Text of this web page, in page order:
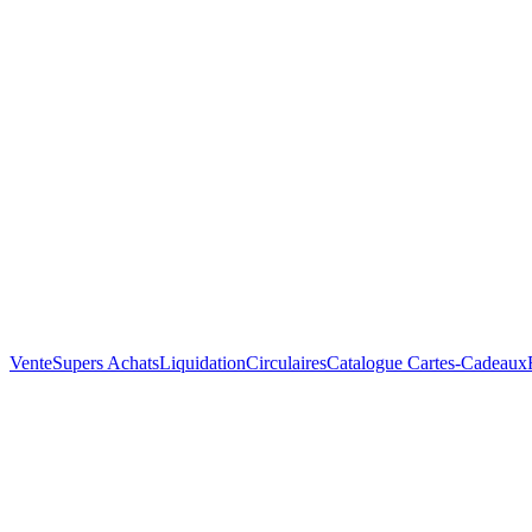
VenteSupers AchatsLiquidationCirculairesCatalogue Cartes-Cadeaux